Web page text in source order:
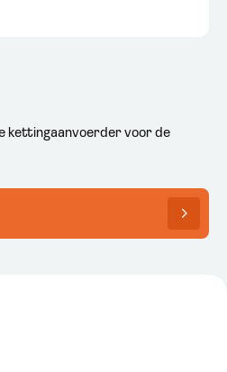
kettingaanvoerder voor de